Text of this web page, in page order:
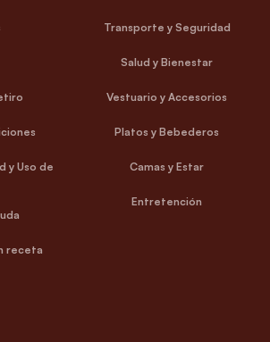
y Uso de
receta
Transporte y Seguridad
Salud y Bienestar
Vestuario y Accesorios
Platos y Bebederos
Camas y Estar
Entretención